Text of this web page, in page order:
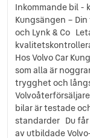
8 högtalare
Lane
Lane Keeping
12V uttag i
Aktivt helljus
Park Assist
Varselljus
7 krockkuddar
Inkommande bil -
Kungsängen –
och Lynk & Co
Hos Volvo Car
som alla är
trygghet och
bilar är testade
standarder Du får
av utbildade